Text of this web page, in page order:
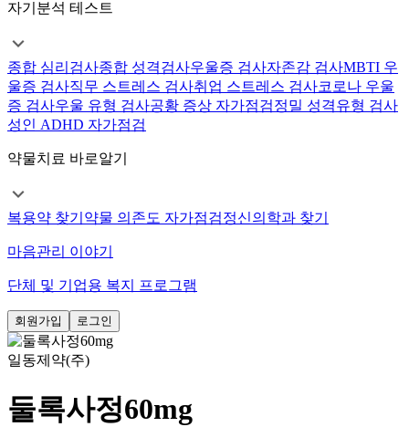
자기분석 테스트
종합 심리검사종합 성격검사우울증 검사자존감 검사MBTI 우
울증 검사직무 스트레스 검사취업 스트레스 검사코로나 우울
증 검사우울 유형 검사공황 증상 자가점검정밀 성격유형 검사
성인 ADHD 자가점검
약물치료 바로알기
복용약 찾기 약물 의존도 자가점검정신의학과 찾기
마음관리 이야기
단체 및 기업용 복지 프로그램
회원가입 로그인
일동제약(주)
둘록사정60mg